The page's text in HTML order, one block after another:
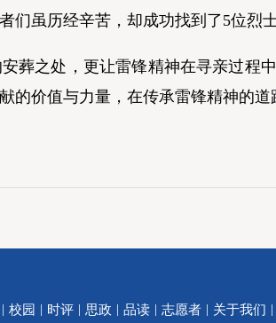
虽历经辛苦，却成功找到了5位烈士
之处，更让雷锋精神在寻亲过程
的价值与力量，在传承雷锋精神的道
| 校园 | 时评 | 思政 | 品读 | 志愿者 | 关于我们 |